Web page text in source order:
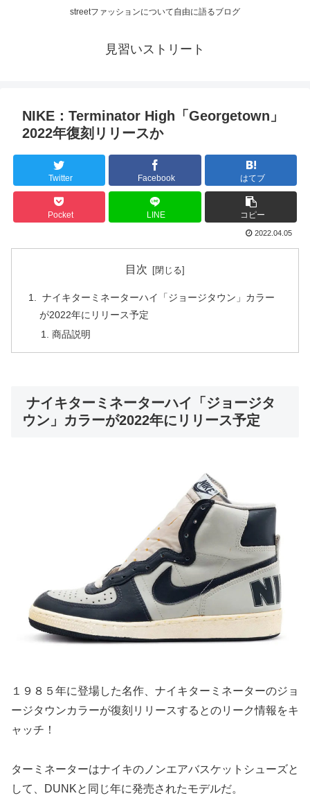
streetファッションについて自由に語るブログ
見習いストリート
NIKE：Terminator High「Georgetown」
2022年復刻リリースか
Twitter Facebook はてブ
Pocket LINE コピー
2022.04.05
目次
ナイキターミネーターハイ「ジョージタウン」カラー
が2022年にリリース予定
商品説明
ナイキターミネーターハイ「ジョージタ
ウン」カラーが2022年にリリース予定
１９８５年に登場した名作、ナイキターミネーターのジョ
ージタウンカラーが復刻リリースするとのリーク情報をキ
ャッチ！
ターミネーターはナイキのノンエアバスケットシューズと
して、DUNKと同じ年に発売されたモデルだ。